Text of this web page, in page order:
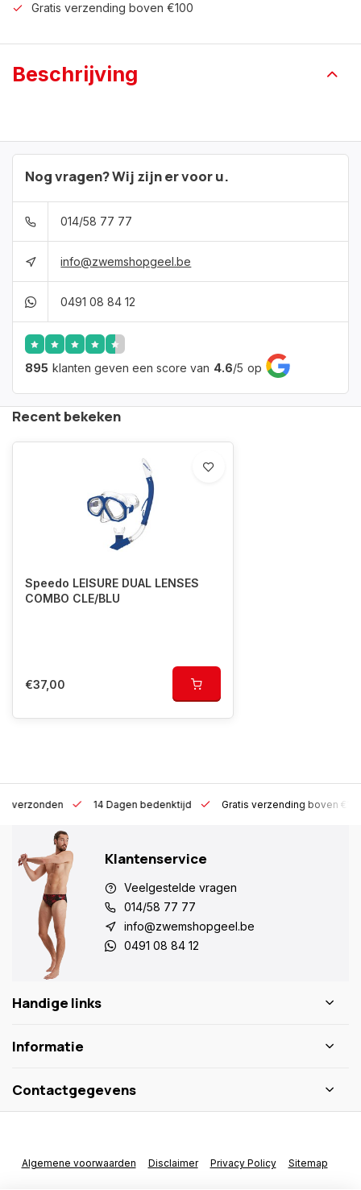
Gratis verzending boven €100
Beschrijving
Nog vragen? Wij zijn er voor u.
014/58 77 77
info@zwemshopgeel.be
0491 08 84 12
895 klanten geven een score van 4.6/5 op
Recent bekeken
Speedo LEISURE DUAL LENSES
COMBO CLE/BLU
€37,00
h verzonden 14 Dagen bedenktijd Gratis verzending boven
Klantenservice
Veelgestelde vragen
014/58 77 77
info@zwemshopgeel.be
0491 08 84 12
Handige links
Informatie
Contactgegevens
Algemene voorwaarden Disclaimer Privacy Policy Sitemap